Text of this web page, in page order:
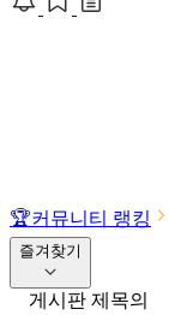
🏆커뮤니티 랭킹
즐겨찾기
게시판 제목의